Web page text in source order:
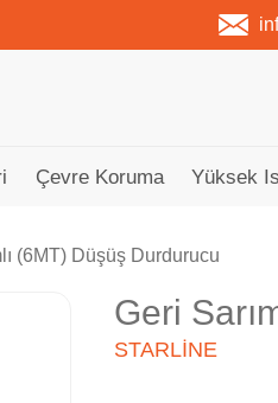
Çevre Koruma Yüksek
(6MT) Düşüş Durdurucu
Geri
STARLINE